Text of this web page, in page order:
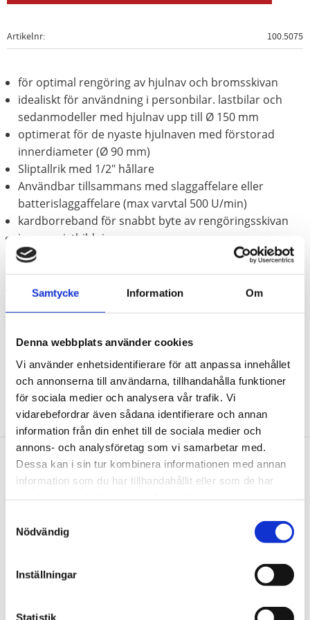
Samtycke Information Om
Denna webbplats använder cookies
Vi använder enhetsidentifierare för att anpassa innehållet
och annonserna till användarna, tillhandahålla funktioner
för sociala medier och analysera vår trafik. Vi
vidarebefordrar även sådana identifierare och annan
information från din enhet till de sociala medier och
annons- och analysföretag som vi samarbetar med.
Dessa kan i sin tur kombinera informationen med annan
information som du har tillhandahållit eller som de har
Nödvändig
Inställningar
Statistik
Artikelnr 100.5075
för optimal rengöring av hjulnav och bromsskivan
idealiskt för användning i personbilar. lastbilar och
sedanmodeller med hjulnav upp till Ø 150 mm
optimerat för de nyaste hjulnaven med förstorad
innerdiameter (Ø 90 mm)
Sliptallrik med 1/2" hållare
Användbar tillsammans med slaggaffelare eller
batterislaggaffelare (max varvtal 500 U/min)
kardborreband för snabbt byte av rengöringsskivan
ingen gnistbildning
lågt slitage - maximal livslängd (per skiva om 50
fordon)
förhindrar genom rena kontaktytor förfalskning av
slipmedel
Nyhetsbrev
integritetspolicy.